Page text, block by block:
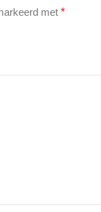
met *